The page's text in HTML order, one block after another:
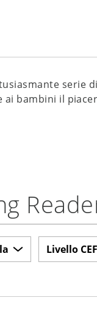
serie
ai bambini il
Livello